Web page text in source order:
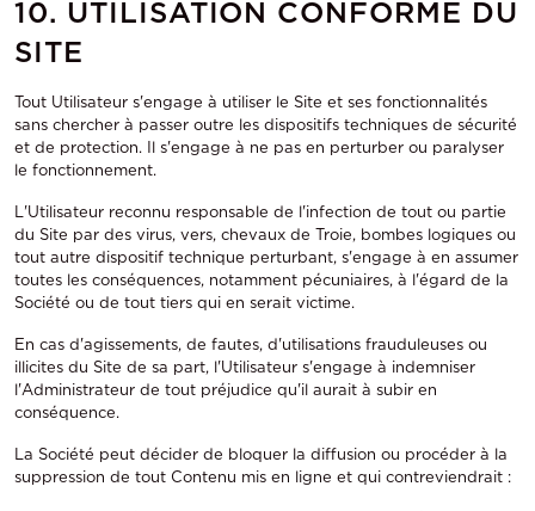
10. UTILISATION CONFORME DU
SITE
Tout Utilisateur s'engage à utiliser le Site et ses fonctionnalités
sans chercher à passer outre les dispositifs techniques de sécurité
et de protection. Il s'engage à ne pas en perturber ou paralyser
le fonctionnement.
L'Utilisateur reconnu responsable de l'infection de tout ou partie
du Site par des virus, vers, chevaux de Troie, bombes logiques ou
tout autre dispositif technique perturbant, s'engage à en assumer
toutes les conséquences, notamment pécuniaires, à l'égard de la
Société ou de tout tiers qui en serait victime.
En cas d'agissements, de fautes, d'utilisations frauduleuses ou
illicites du Site de sa part, l'Utilisateur s'engage à indemniser
l'Administrateur de tout préjudice qu'il aurait à subir en
conséquence.
La Société peut décider de bloquer la diffusion ou procéder à la
suppression de tout Contenu mis en ligne et qui contreviendrait :